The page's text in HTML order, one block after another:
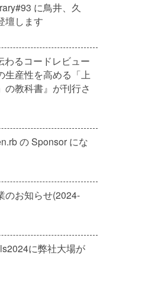
に鳥井、久
壇します
わるコードレビュー
生産性を高める「上
の教科書』が刊行さ
の Sponsor にな
のお知らせ(2024-
に弊社大場が